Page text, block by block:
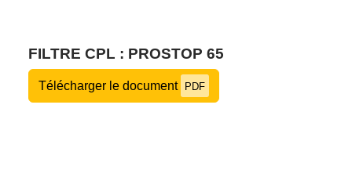
FILTRE CPL : PROSTOP 65
Télécharger le document PDF